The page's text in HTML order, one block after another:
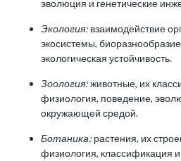
эволюция и генетические
Экология: взаимодействие
экосистемы,
экологическая устойчивость.
Зоология:животные, их
физиология, поведение,
окружающей средой.
Ботаника: растения, их
физиология, классификация